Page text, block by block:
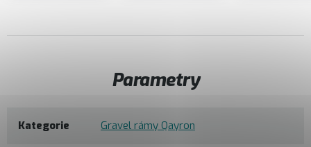
Parametry
Kategorie Gravel rámy Qayron